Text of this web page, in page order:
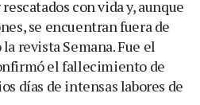
con vida y, aunque
se encuentran fuera de
revista Semana. Fue el
el fallecimiento de
días de intensas labores de